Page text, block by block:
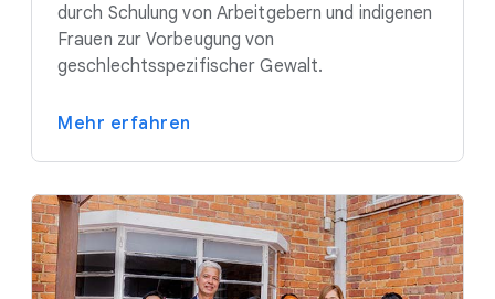
durch Schulung von Arbeitgebern und indigenen
Frauen zur Vorbeugung von
geschlechtsspezifischer Gewalt.
Mehr erfahren